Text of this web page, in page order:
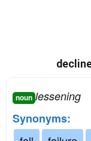
noun lessening
Synonyms: